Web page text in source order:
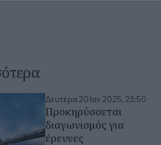
Δευτέρα 20 Ιαν 2025, 23:50
Προκηρύσσεται
διαγωνισμός για
έρευνες